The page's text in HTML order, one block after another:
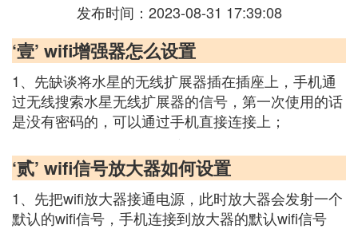
发布时间：2023-08-31 17:39:08
‘壹’ wifi增强器怎么设置
1、先缺谈将水星的无线扩展器插在插座上，手机通
过无线搜索水星无线扩展器的信号，第一次使用的话
是没有密码的，可以通过手机直接连接上；
‘贰’ wifi信号放大器如何设置
1、先把wifi放大器接通电源，此时放大器会发射一个
默认的wifi信号，手机连接到放大器的默认wifi信号